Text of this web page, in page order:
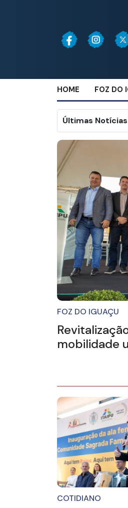
HOME FOZ DO
Últimas Notícias
FOZ DO IGUAÇU
mobilidade
COTIDIANO